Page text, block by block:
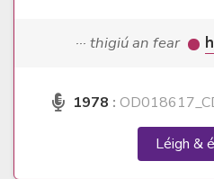
··· thigiú an fear
1978 :
Léigh &